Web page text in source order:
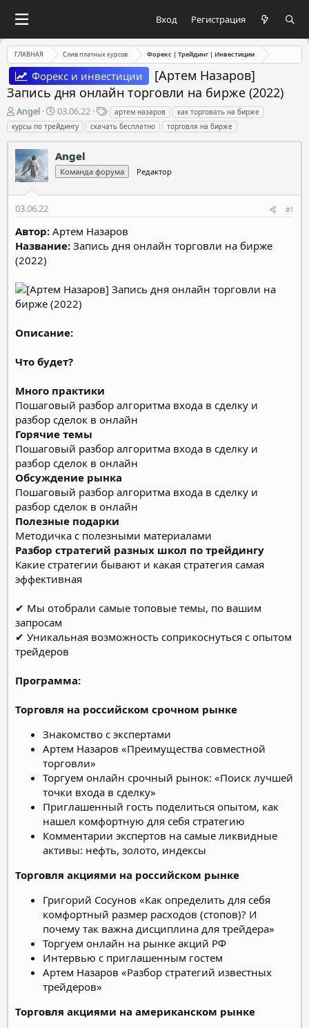
Вход Регистрация
ГЛАВНАЯ Слив платных курсов Форекс | Трейдинг | Инвестиции
Форекс и инвестиции
[Артем Назаров]
Запись дня онлайн торговли на бирже (2022)
А
в
т
о
р
т
е
м
ы
Angel
Д
а
т
н
а
а
03.06.22
Т
е
г
артем назаров
как торговать на бирже
курсы по трейдингу
скачать бесплатно торговля на бирже
Angel
Команда форума Редактор
03.06.22 #1
Автор: Артем Назаров
Название: Запись дня онлайн торговли на бирже
(2022)
Описание:
Что будет?
Много практики
Пошаговый разбор алгоритма входа в сделку и
разбор сделок в онлайн
Горячие темы
Пошаговый разбор алгоритма входа в сделку и
разбор сделок в онлайн
Обсуждение рынка
Пошаговый разбор алгоритма входа в сделку и
разбор сделок в онлайн
Полезные подарки
Методичка с полезными материалами
Разбор стратегий разных школ по трейдингу
Какие стратегии бывают и какая стратегия самая
эффективная
✔ Мы отобрали самые топовые темы, по вашим
запросам
✔ Уникальная возможность соприкоснуться с опытом
трейдеров
Программа:
Торговля на российском срочном рынке
Знакомство с экспертами
Артем Назаров «Преимущества совместной
торговли»
Торгуем онлайн срочный рынок: «Поиск лучшей
точки входа в сделку»
Приглашенный гость поделиться опытом, как
нашел комфортную для себя стратегию
Комментарии экспертов на самые ликвидные
активы: нефть, золото, индексы
Торговля акциями на российском рынке
Григорий Сосунов «Как определить для себя
комфортный размер расходов (стопов)? И
почему так важна дисциплина для трейдера»
Торгуем онлайн на рынке акций РФ
Интервью с приглашенным гостем
Артем Назаров «Разбор стратегий известных
трейдеров»
Торговля акциями на американском рынке